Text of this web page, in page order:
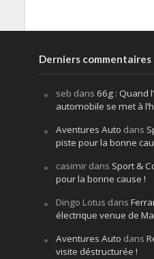
Derniers commentaires
seb dans 66g : Quand
automobile se met à
Aventures Auto dans
piste pour la bonne
casimirdans Sport &
pour la bonne cause !
Dingo Lotus dans
électrique venue de
Aventures Auto dans
visite déstructurée !